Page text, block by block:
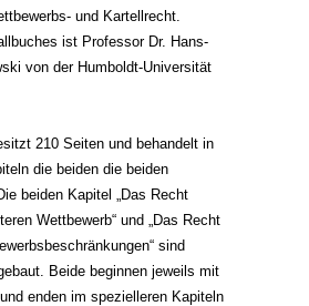
und Kartellrecht.
ist Professor Dr. Hans-
von der Humboldt-Universität
210 Seiten und behandelt in
die beiden die beiden
beiden Kapitel „Das Recht
Wettbewerb“ und „Das Recht
sind
Beide beginnen jeweils mit
enden im spezielleren Kapiteln